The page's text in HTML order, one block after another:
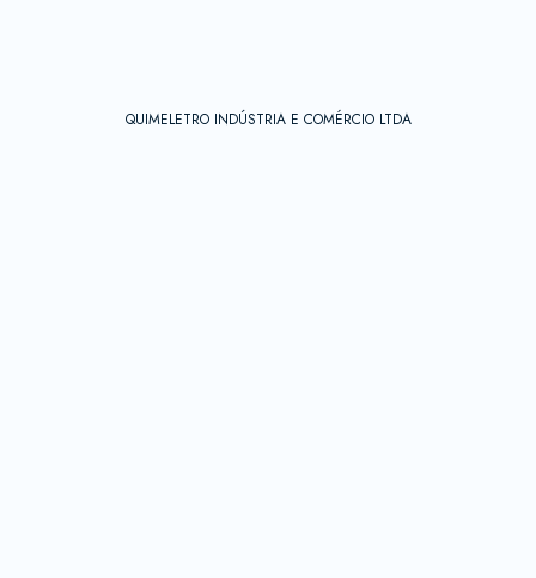
QUIMELETRO INDÚSTRIA E COMÉRCIO LTDA